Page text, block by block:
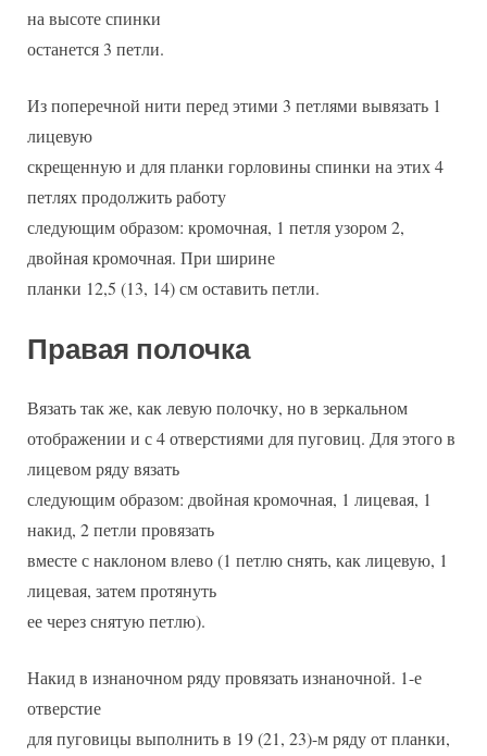
на высоте спинки
останется 3 петли.
Из поперечной нити перед этими 3 петлями вывязать 1
лицевую
скрещенную и для планки горловины спинки на этих 4
петлях продолжить работу
следующим образом: кромочная, 1 петля узором 2,
двойная кромочная. При ширине
планки 12,5 (13, 14) см оставить петли.
Правая полочка
Вязать так же, как левую полочку, но в зеркальном
отображении и с 4 отверстиями для пуговиц. Для этого в
лицевом ряду вязать
следующим образом: двойная кромочная, 1 лицевая, 1
накид, 2 петли провязать
вместе с наклоном влево (1 петлю снять, как лицевую, 1
лицевая, затем протянуть
ее через снятую петлю).
Накид в изнаночном ряду провязать изнаночной. 1-е
отверстие
для пуговицы выполнить в 19 (21, 23)-м ряду от планки,